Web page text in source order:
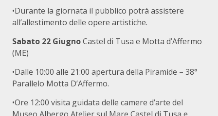
•Durante la giornata il pubblico potrà assistere
all’allestimento delle opere artistiche.
Sabato 22 GiugnoCastel di Tusa e Motta d’Affermo
(ME)
•Dalle 10:00 alle 21:00 apertura della Piramide – 38°
Parallelo Motta D’Affermo.
•Ore 12:00 visita guidata delle camere d’arte del